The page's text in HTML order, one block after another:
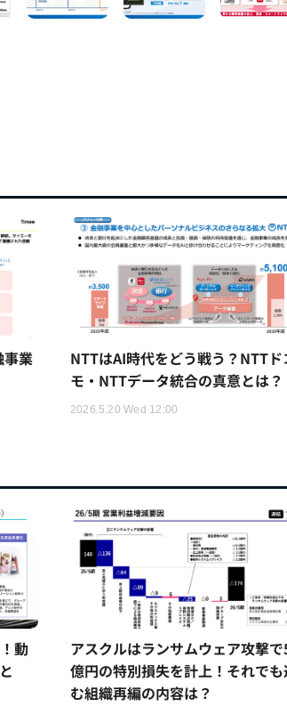
事業
NTTはAI時代をどう戦う？NTTド
モ・NTTデータ統合の真意とは？
2026.5.20 Wed 12:00
動
アスクルはランサムウェア攻撃
億円の特別損失を計上！それでも
む組織再編の内容は？